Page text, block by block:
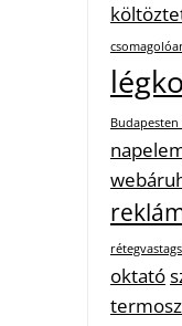
oktató